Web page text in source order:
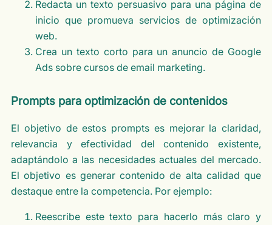
Redacta un texto persuasivo para una página de
inicio que promueva servicios de optimización
web.
Crea un texto corto para un anuncio de Google
Ads sobre cursos de email marketing.
Prompts para optimización de contenidos
El objetivo de estos prompts es mejorar la claridad,
relevancia y efectividad del contenido existente,
adaptándolo a las necesidades actuales del mercado.
El objetivo es generar contenido de alta calidad que
destaque entre la competencia. Por ejemplo:
Reescribe este texto para hacerlo más claro y